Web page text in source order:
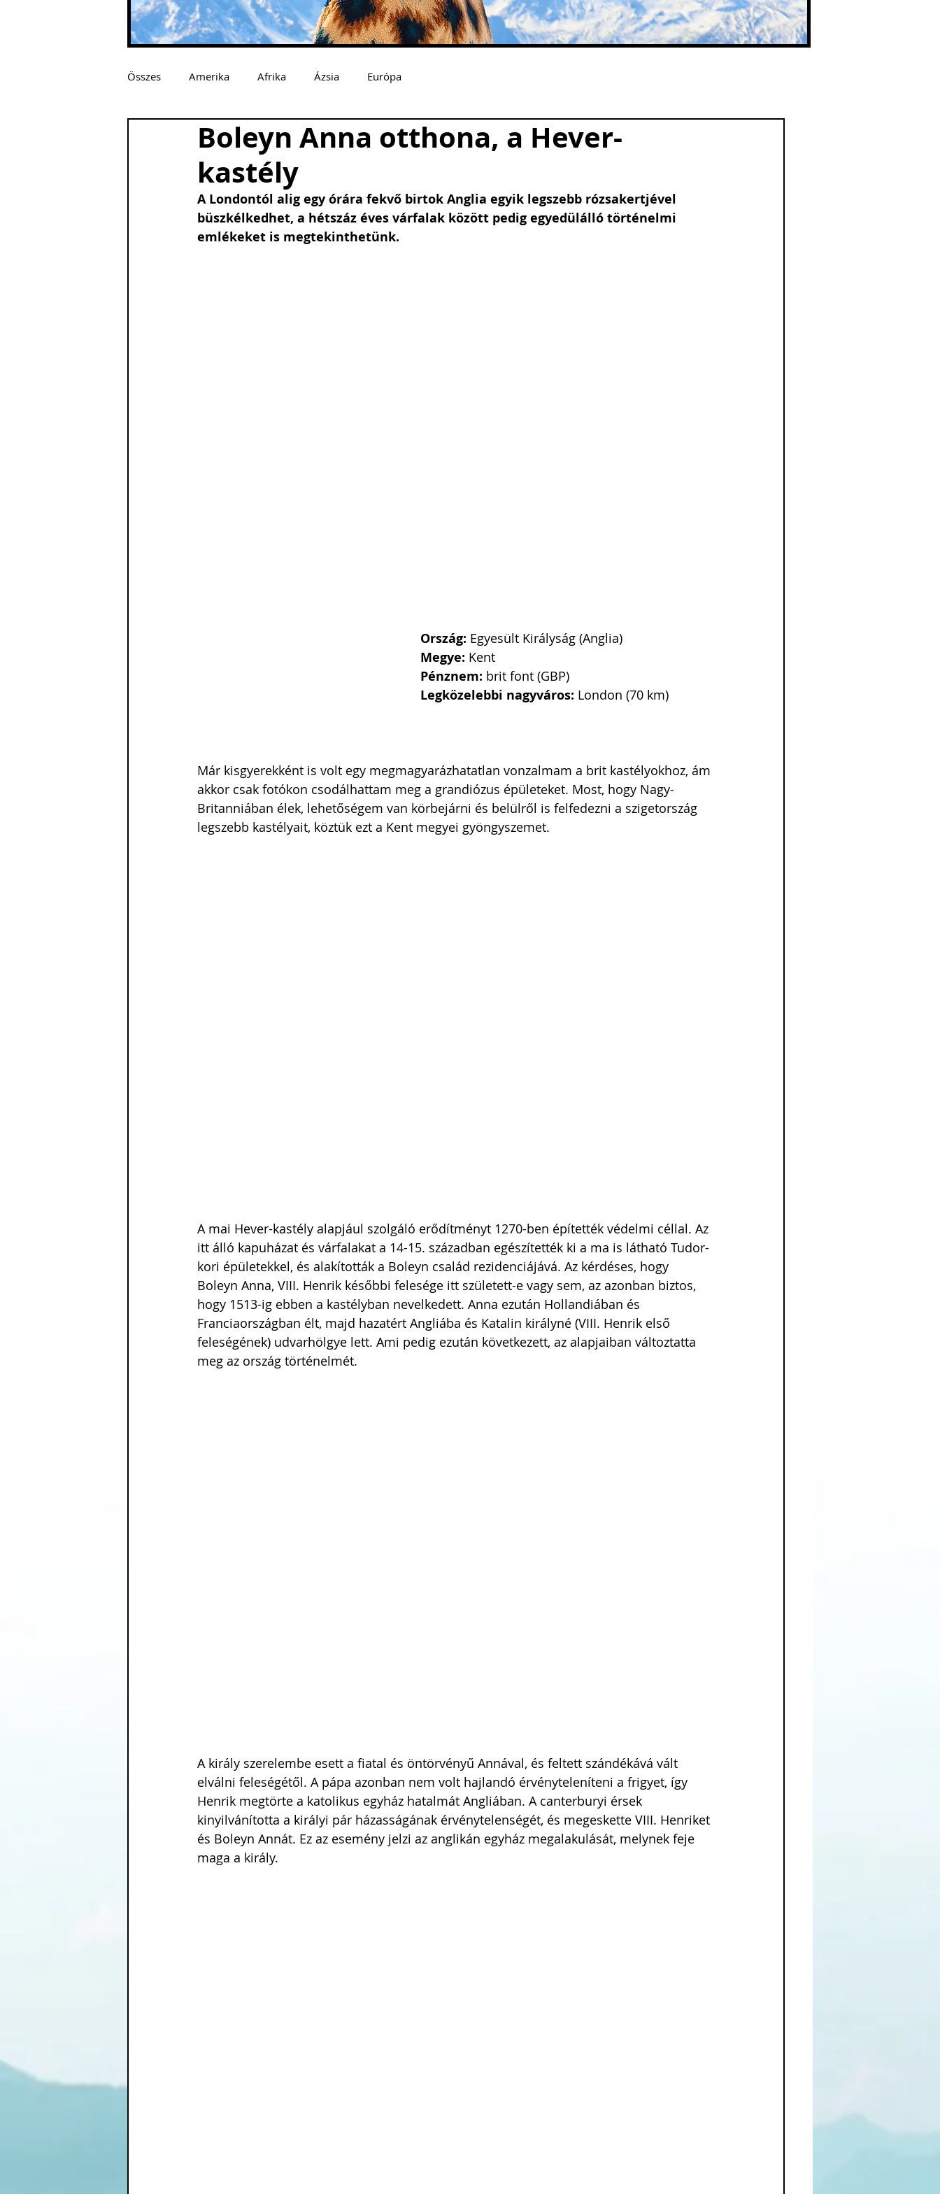
Összes Amerika Afrika Ázsia Európa
Boleyn Anna otthona, a Hever-
kastély
A Londontól alig egy órára fekvő birtok Anglia egyik legszebb rózsakertjével
büszkélkedhet, a hétszáz éves várfalak között pedig egyedülálló történelmi
emlékeket is megtekinthetünk.
Ország: Egyesült Királyság (Anglia)
Megye: Kent
Pénznem: brit font (GBP)
Legközelebbi nagyváros: London (70 km)
Már kisgyerekként is volt egy megmagyarázhatatlan vonzalmam a brit kastélyokhoz, ám
akkor csak fotókon csodálhattam meg a grandiózus épületeket. Most, hogy Nagy-
Britanniában élek, lehetőségem van körbejárni és belülről is felfedezni a szigetország
legszebb kastélyait, köztük ezt a Kent megyei gyöngyszemet.
A mai Hever-kastély alapjául szolgáló erődítményt 1270-ben építették védelmi céllal. Az
itt álló kapuházat és várfalakat a 14-15. században egészítették ki a ma is látható Tudor-
kori épületekkel, és alakították a Boleyn család rezidenciájává. Az kérdéses, hogy
Boleyn Anna, VIII. Henrik későbbi felesége itt született-e vagy sem, az azonban biztos,
hogy 1513-ig ebben a kastélyban nevelkedett. Anna ezután Hollandiában és
Franciaországban élt, majd hazatért Angliába és Katalin királyné (VIII. Henrik első
feleségének) udvarhölgye lett. Ami pedig ezután következett, az alapjaiban változtatta
meg az ország történelmét.
A király szerelembe esett a fiatal és öntörvényű Annával, és feltett szándékává vált
elválni feleségétől. A pápa azonban nem volt hajlandó érvényteleníteni a frigyet, így
Henrik megtörte a katolikus egyház hatalmát Angliában. A canterburyi érsek
kinyilvánította a királyi pár házasságának érvénytelenségét, és megeskette VIII. Henriket
és Boleyn Annát. Ez az esemény jelzi az anglikán egyház megalakulását, melynek feje
maga a király.